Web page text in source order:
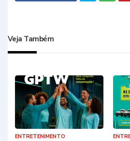
Veja Também
ENTRETENIMENTO